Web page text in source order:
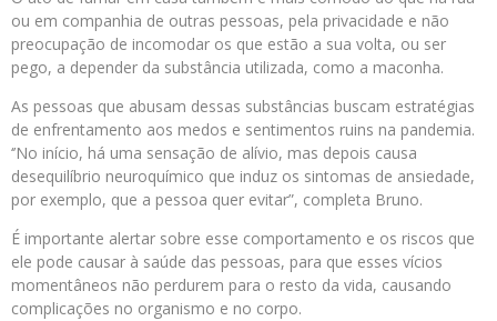
ou em companhia de outras pessoas, pela privacidade e não
preocupação de incomodar os que estão a sua volta, ou ser
pego, a depender da substância utilizada, como a maconha.
As pessoas que abusam dessas substâncias buscam estratégias
de enfrentamento aos medos e sentimentos ruins na pandemia.
‘’No início, há uma sensação de alívio, mas depois causa
desequilíbrio neuroquímico que induz os sintomas de ansiedade,
por exemplo, que a pessoa quer evitar”, completa Bruno.
É importante alertar sobre esse comportamento e os riscos que
ele pode causar à saúde das pessoas, para que esses vícios
momentâneos não perdurem para o resto da vida, causando
complicações no organismo e no corpo.